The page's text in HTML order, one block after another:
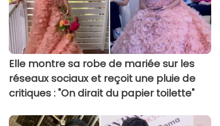
Elle montre sa robe de mariée sur les
réseaux sociaux et reçoit une pluie de
critiques : "On dirait du papier toilette"